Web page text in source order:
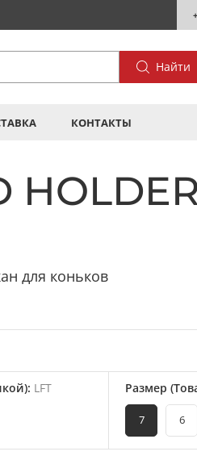
Найти
КОНТАКТЫ
для коньков
: LFT Размер
7 6